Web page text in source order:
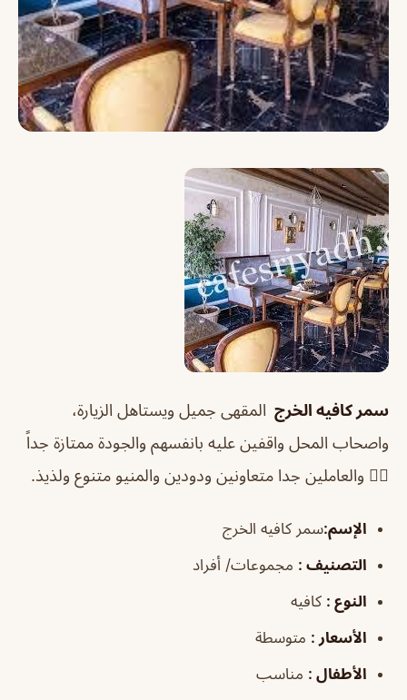
سمر كافيه الخرج المقهى جميل ويستاهل الزيارة،
واصحاب المحل واقفين عليه بانفسهم والجودة ممتازة جداً
👍🏻 والعاملين جدا متعاونين ودودين والمنيو متنوع ولذيذ.
الإسم:سمر كافيه الخرج
التصنيف : مجموعات/ أفراد
النوع : كافيه
الأسعار : متوسطة
الأطفال : مناسب